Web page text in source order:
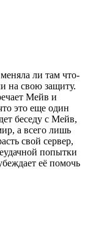
ли там что-
на свою защиту.
Мейв и
это еще один
беседу с Мейв,
а всего лишь
свой сервер,
попытки
её помочь